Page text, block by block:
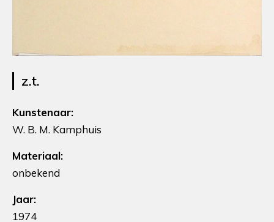
z.t.
Kunstenaar:
W. B. M. Kamphuis
Materiaal:
onbekend
Jaar:
1974